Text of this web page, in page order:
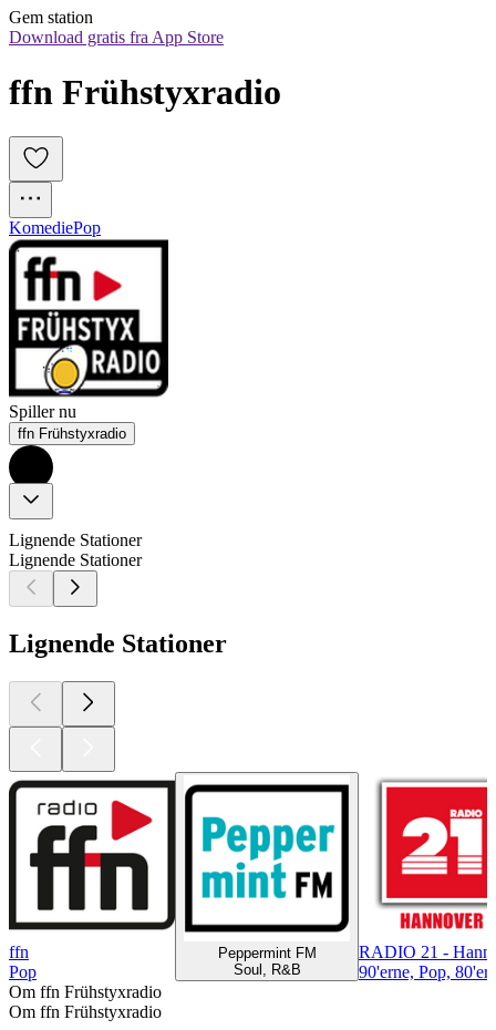
Gem station
Download gratis fra App Store
ffn Frühstyxradio
KomediePop
Spiller nu
ffn Frühstyxradio
Lignende Stationer
Lignende Stationer
Lignende Stationer
ffn
Pop
Peppermint FM
Soul, R&B
RADIO 21 -
90'erne, Pop,
Om ffn Frühstyxradio
Om ffn Frühstyxradio